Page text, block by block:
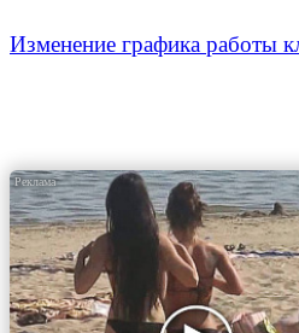
Изменение графика работы